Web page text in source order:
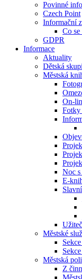
Povinné
Czech Point
Informační
Co
GDPR
Informace
Aktuality
Dětská
Městská
On-
Fotky
Noc s
E-
Městské
Městská
Z